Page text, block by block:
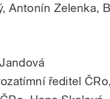
Antonín Zelenka,
ředitel